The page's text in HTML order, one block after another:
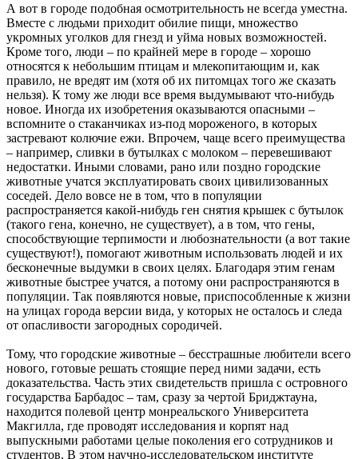
А вот в городе подобная осмотрительность не всегда уместна.
Вместе с людьми приходит обилие пищи, множество
укромных уголков для гнезд и уйма новых возможностей.
Кроме того, люди – по крайней мере в городе – хорошо
относятся к небольшим птицам и млекопитающим и, как
правило, не вредят им (хотя об их питомцах того же сказать
нельзя). К тому же люди все время выдумывают что-нибудь
новое. Иногда их изобретения оказываются опасными –
вспомните о стаканчиках из-под мороженого, в которых
застревают колючие ежи. Впрочем, чаще всего преимущества
– например, сливки в бутылках с молоком – перевешивают
недостатки. Иными словами, рано или поздно городские
животные учатся эксплуатировать своих цивилизованных
соседей. Дело вовсе не в том, что в популяции
распространяется какой-нибудь ген снятия крышек с бутылок
(такого гена, конечно, не существует), а в том, что гены,
способствующие терпимости и любознательности (а вот такие
существуют!), помогают животным использовать людей и их
бесконечные выдумки в своих целях. Благодаря этим генам
животные быстрее учатся, а потому они распространяются в
популяции. Так появляются новые, приспособленные к жизни
на улицах города версии вида, у которых не осталось и следа
от опасливости загородных сородичей.
Тому, что городские животные – бесстрашные любители всего
нового, готовые решать стоящие перед ними задачи, есть
доказательства. Часть этих свидетельств пришла с островного
государства Барбадос – там, сразу за чертой Бриджтауна,
находится полевой центр монреальского Университета
Макгилла, где проводят исследования и корпят над
выпускными работами целые поколения его сотрудников и
студентов. В этом научно-исследовательском институте